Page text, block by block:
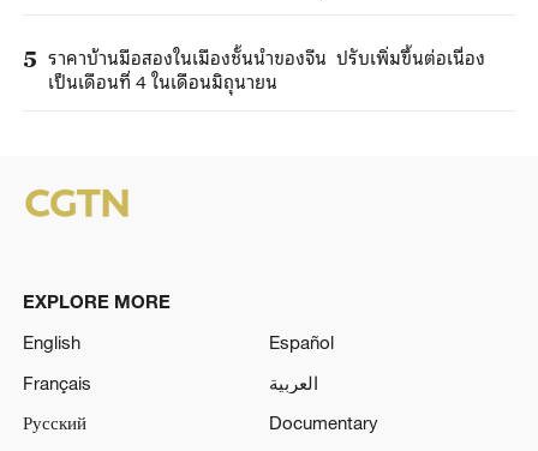
5 ราคาบ้านมือสองในเมืองชั้นนำของจีน ปรับเพิ่มขึ้นต่อเนื่อง
เป็นเดือนที่ 4 ในเดือนมิถุนายน
EXPLORE MORE
English
Español
Français
العربية
Русский
Documentary